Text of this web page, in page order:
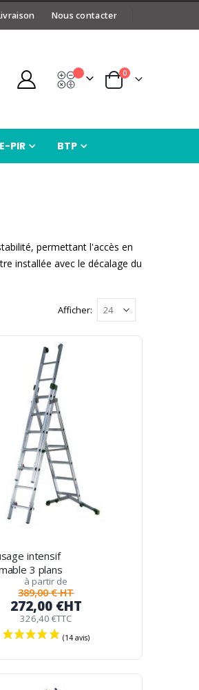
Nous contacter
Panier
0articles
Devis
PIR BTP
permettant l'accès en
installée avec le décalage du
Afficher
intensif
3 plans
à partir de
389,00 € HT
272,00 €HT
326,40 €TTC